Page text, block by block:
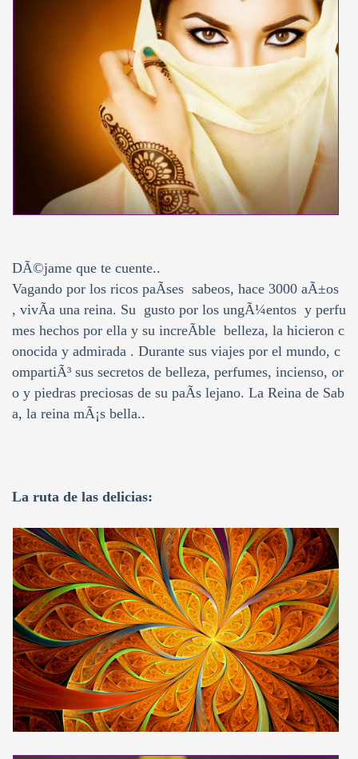
DÃ©jame que te cuente..
Vagando por los ricos paÃ­ses sabeos, hace 3000 aÃ±os
, vivÃ­a una reina. Su gusto por los ungÃ¼entos y perfu
mes hechos por ella y su increÃ­ble belleza, la hicieron c
onocida y admirada . Durante sus viajes por el mundo, c
ompartiÃ³ sus secretos de belleza, perfumes, incienso, or
o y piedras preciosas de su paÃ­s lejano. La Reina de Sab
a, la reina mÃ¡s bella..
La ruta de las delicias: